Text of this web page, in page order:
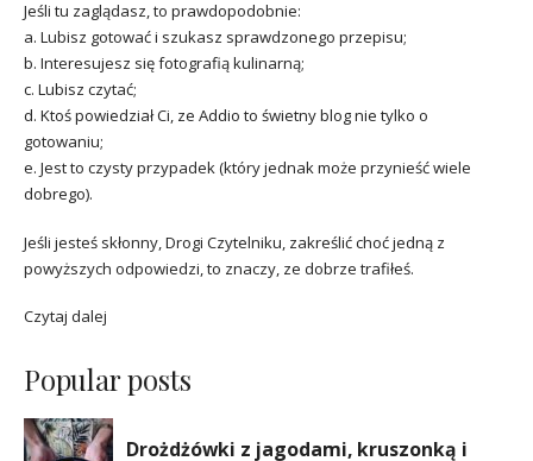
Jeśli tu zaglądasz, to prawdopodobnie:
a. Lubisz gotować i szukasz sprawdzonego przepisu;
b. Interesujesz się fotografią kulinarną;
c. Lubisz czytać;
d. Ktoś powiedział Ci, ze Addio to świetny blog nie tylko o
gotowaniu;
e. Jest to czysty przypadek (który jednak może przynieść wiele
dobrego).
Jeśli jesteś skłonny, Drogi Czytelniku, zakreślić choć jedną z
powyższych odpowiedzi, to znaczy, ze dobrze trafiłeś.
Czytaj dalej
Popular posts